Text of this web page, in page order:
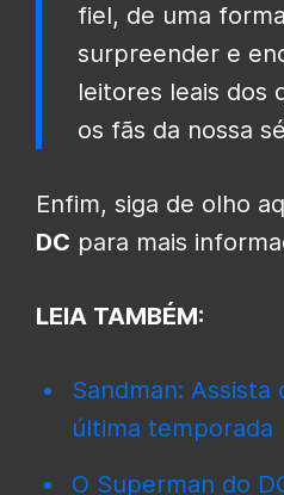
fiel, de uma
surpreender e
leitores leais dos
os fãs da nossa
Enfim, siga de olho
DC para mais
LEIA TAMBÉM:
Sandman:
última temporada
O Superman do